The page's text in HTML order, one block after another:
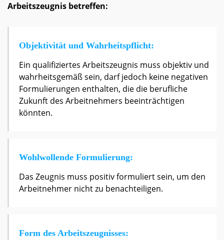
Arbeitszeugnis betreffen:
Objektivität und Wahrheitspflicht:
Ein qualifiziertes Arbeitszeugnis muss objektiv und
wahrheitsgemäß sein, darf jedoch keine negativen
Formulierungen enthalten, die die berufliche
Zukunft des Arbeitnehmers beeinträchtigen
könnten.
Wohlwollende Formulierung:
Das Zeugnis muss positiv formuliert sein, um den
Arbeitnehmer nicht zu benachteiligen.
Form des Arbeitszeugnisses: